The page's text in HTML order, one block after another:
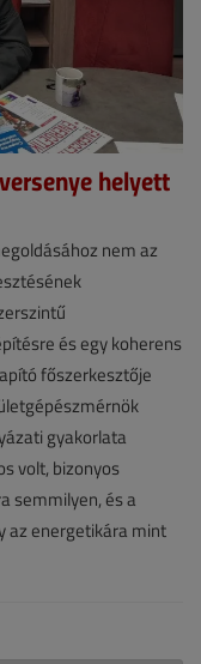
helyett
nem az
és egy koherens
főszerkesztője
gyakorlata
volt, bizonyos
semmilyen, és a
az energetikára mint